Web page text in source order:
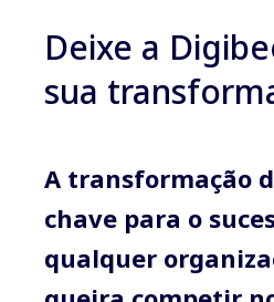
Deixe a
sua
A transformação
chave para o
qualquer